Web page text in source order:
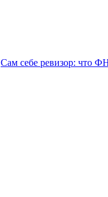
Сам себе ревизор: что